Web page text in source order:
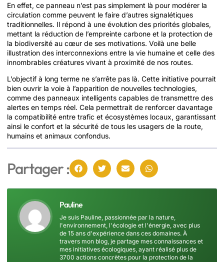
En effet, ce panneau n’est pas simplement là pour modérer la
circulation comme peuvent le faire d’autres signalétiques
traditionnelles. Il répond à une évolution des priorités globales,
mettant la réduction de l’empreinte carbone et la protection de
la biodiversité au cœur de ses motivations. Voilà une belle
illustration des interconnexions entre la vie humaine et celle des
innombrables créatures vivant à proximité de nos routes.
L’objectif à long terme ne s’arrête pas là. Cette initiative pourrait
bien ouvrir la voie à l’apparition de nouvelles technologies,
comme des panneaux intelligents capables de transmettre des
alertes en temps réel. Cela permettrait de renforcer davantage
la compatibilité entre trafic et écosystèmes locaux, garantissant
ainsi le confort et la sécurité de tous les usagers de la route,
humains et animaux confondus.
Partager :
Pauline
Je suis Pauline, passionnée par la nature,
l'environnement, l'écologie et l'énergie, avec plus
de 15 ans d'expérience dans ces domaines. À
travers mon blog, je partage mes connaissances et
mes initiatives écologiques, ayant réalisé plus de
3700 actions concrètes pour la protection de la